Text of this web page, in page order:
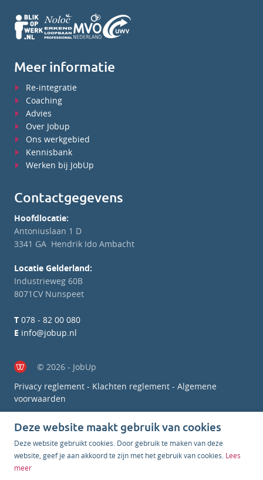
Meer informatie
Re-integratie
Coaching
Advies
Over Jobup
Ons werkgebied
Kennisbank
Werken bij JobUp
Contactgegevens
Hoofdlocatie:
Antoniuslaan 1 D
3341 GA Hendrik Ido Ambacht
Locatie Gelderland:
Industrieweg 60B
8071CV Nunspeet
T 078 - 82 00 080
E info@jobup.nl
© 2026 - JobUp
Privacy reglement - Klachten reglement - Algemene
voorwaarden
Deze website maakt gebruik van cookies
Deze website gebruikt cookies. Door gebruik te maken van deze
website, geef je aan akkoord te zijn met het gebruik van cookies. Lees
meer